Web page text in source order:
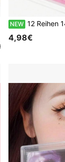
NEW 12 Reihen 144 Stück weiche natürliche künstliche Wimpern 12-16mm gemischter Stil 0,07mm D-Curl, Einzelcluster 3D präzise Passform, geeignet für tägliches
4,98€